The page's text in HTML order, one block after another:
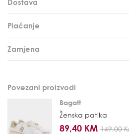
Dostava
Plaćanje
Zamjena
Povezani proizvodi
Bagatt
Ženska patika
89,40 KM 149,00